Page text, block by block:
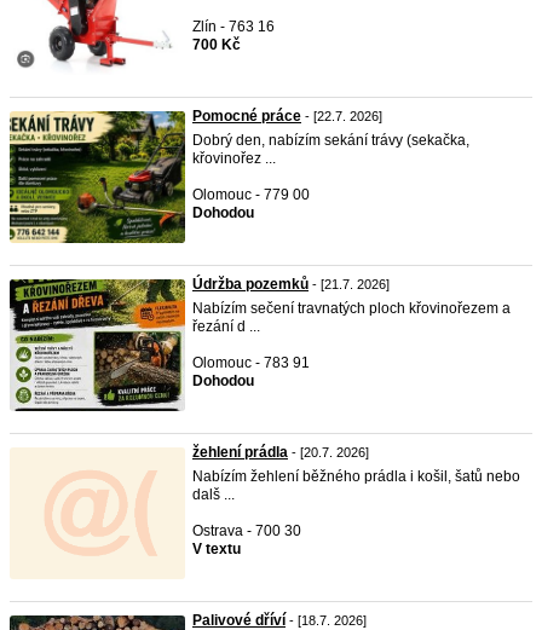
Zlín - 763 16
700 Kč
Pomocné práce - [22.7. 2026]
Dobrý den, nabízím sekání trávy (sekačka,
křovinořez ...
Olomouc - 779 00
Dohodou
Údržba pozemků - [21.7. 2026]
Nabízím sečení travnatých ploch křovinořezem a
řezání d ...
Olomouc - 783 91
Dohodou
žehlení prádla - [20.7. 2026]
Nabízím žehlení běžného prádla i košil, šatů nebo
dalš ...
Ostrava - 700 30
V textu
Palivové dříví - [18.7. 2026]